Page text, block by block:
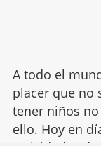
A todo el
placer que no
tener niños
ello. Hoy en